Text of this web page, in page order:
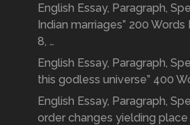
English Essay, Paragraph,
Indian marriages” 200 Words
8, …
English Essay, Paragraph,
this godless universe” 400
English Essay, Paragraph,
order changes yielding place